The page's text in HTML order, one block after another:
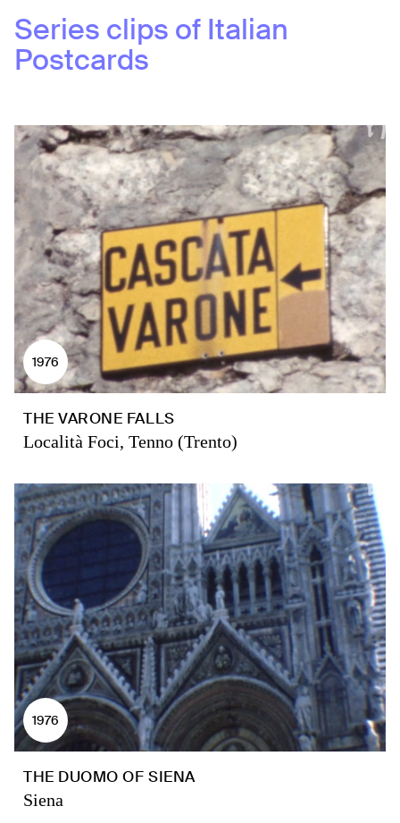
Series clips of Italian
Postcards
1976
THE VARONE FALLS
Località Foci, Tenno (Trento)
1976
THE DUOMO OF SIENA
Siena